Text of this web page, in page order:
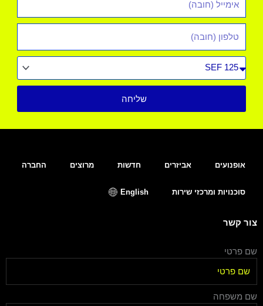
רכב
שליחה
אופנועים אביזרים חדשות מרוצים החברה
סוכנויות ומרכזי שירות English
צור קשר
שם פרטי
שם משפחה